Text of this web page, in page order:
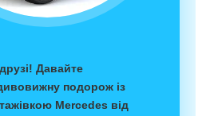
Давайте
подорож із
Mercedes від